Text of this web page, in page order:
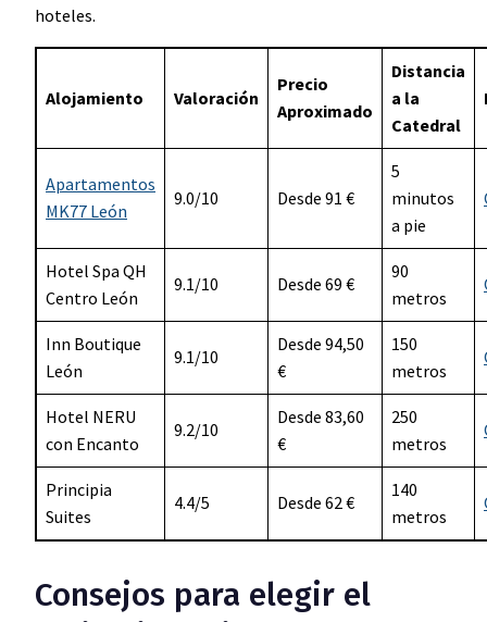
hoteles.
Alojamiento Valoración
Precio
Aproximado
Distancia
a la
Catedral
Apartamentos
MK77 León
9.0/10 Desde 91 €
5
minutos
a pie
Hotel Spa QH
Centro León
9.1/10 Desde 69 €
90
metros
Inn Boutique
León
9.1/10
Desde 94,50
€
150
metros
Hotel NERU
con Encanto
9.2/10
Desde 83,60
€
250
metros
Principia
Suites
4.4/5 Desde 62 €
140
metros
Consejos para elegir el